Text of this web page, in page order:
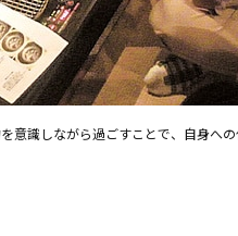
識しながら過ごすことで、自身への